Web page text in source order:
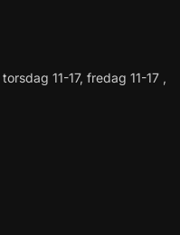
11-17, fredag 11-17 ,